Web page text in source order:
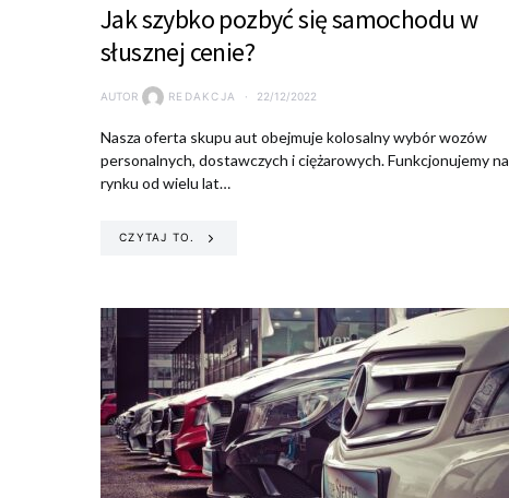
Jak szybko pozbyć się samochodu w
słusznej cenie?
AUTOR REDAKCJA 22/12/2022
Nasza oferta skupu aut obejmuje kolosalny wybór wozów
personalnych, dostawczych i ciężarowych. Funkcjonujemy na
rynku od wielu lat…
CZYTAJ TO.